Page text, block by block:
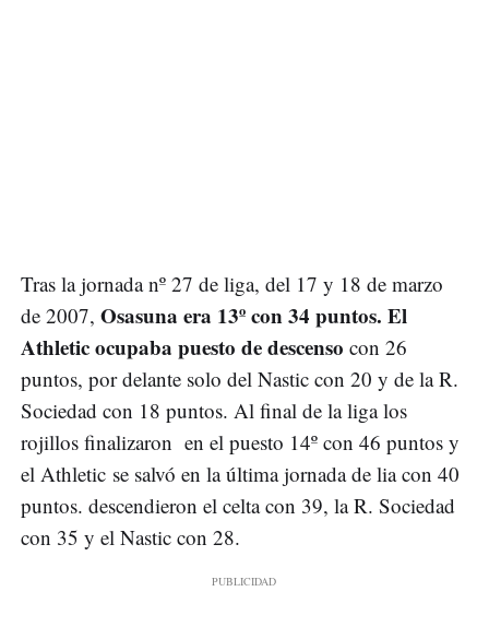
Tras la jornada nº 27 de liga, del 17 y 18 de marzo
de 2007, Osasuna era 13º con 34 puntos. El
Athletic ocupaba puesto de descenso con 26
puntos, por delante solo del Nastic con 20 y de la R.
Sociedad con 18 puntos. Al final de la liga los
rojillos finalizaron en el puesto 14º con 46 puntos y
el Athletic se salvó en la última jornada de lia con 40
puntos. descendieron el celta con 39, la R. Sociedad
con 35 y el Nastic con 28.